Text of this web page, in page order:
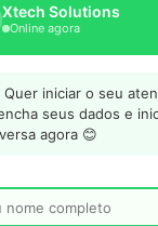
Xtech Solutions
Online agora
Quer iniciar o seu
seus dados e
agora 😊